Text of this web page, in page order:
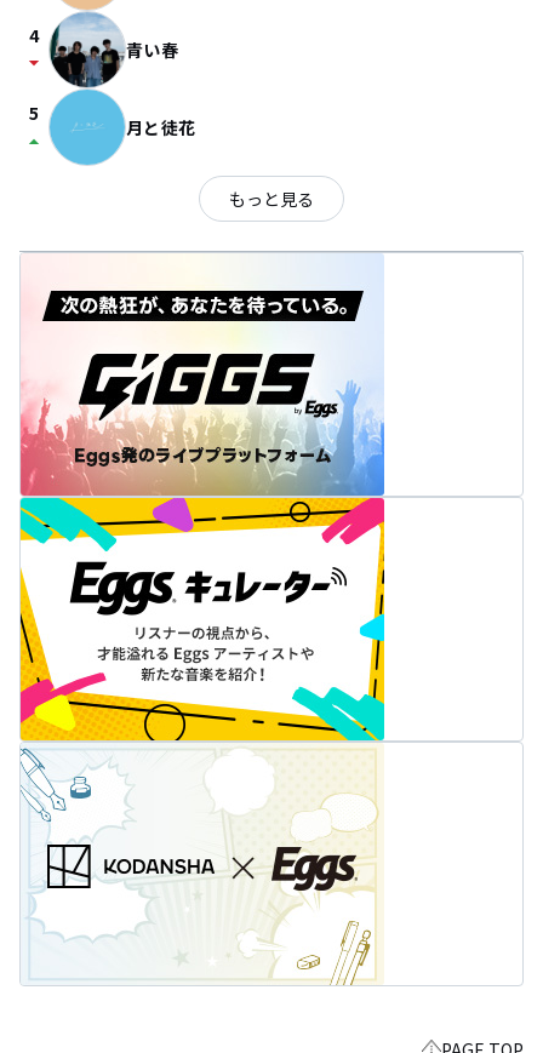
4
arrow_drop_down 青い春
5
arrow_drop_up 月と徒花
もっと見る